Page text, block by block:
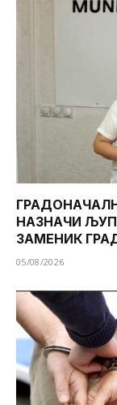
НАЗНАЧИ
ЗАМЕНИК
05/08/2026